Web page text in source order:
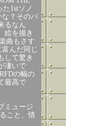
1stソノ
な？そのバ
るなん
絵を描き
曲もさす
んだ同じ
して驚き
凄いで
の幅の
最高で
ミュージ
こと、情